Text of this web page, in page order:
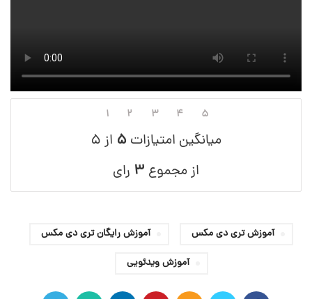
۱ ۲ ۳ ۴ ۵
میانگین امتیازات ۵ از ۵
از مجموع ۳ رای
آموزش تری دی مکس
آموزش رایگان تری دی مکس
آموزش ویدئویی